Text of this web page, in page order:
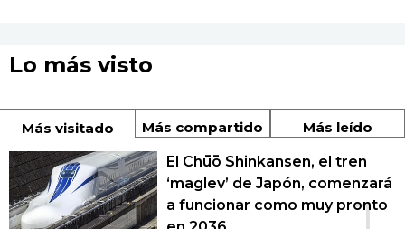
Lo más visto
Más visitado Más compartido Más leído
El Chūō Shinkansen, el tren
‘maglev’ de Japón, comenzará
a funcionar como muy pronto